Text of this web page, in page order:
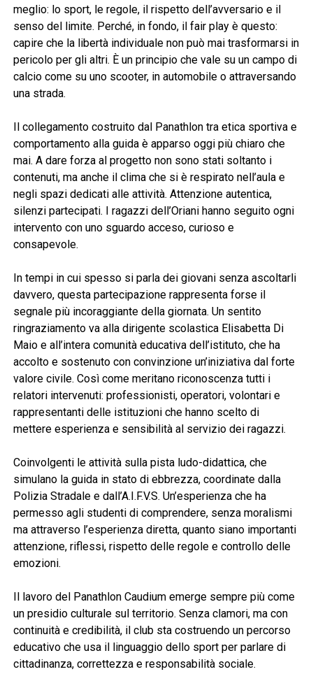
meglio: lo sport, le regole, il rispetto dell’avversario e il
senso del limite. Perché, in fondo, il fair play è questo:
capire che la libertà individuale non può mai trasformarsi in
pericolo per gli altri. È un principio che vale su un campo di
calcio come su uno scooter, in automobile o attraversando
una strada.
Il collegamento costruito dal Panathlon tra etica sportiva e
comportamento alla guida è apparso oggi più chiaro che
mai. A dare forza al progetto non sono stati soltanto i
contenuti, ma anche il clima che si è respirato nell’aula e
negli spazi dedicati alle attività. Attenzione autentica,
silenzi partecipati. I ragazzi dell’Oriani hanno seguito ogni
intervento con uno sguardo acceso, curioso e
consapevole.
In tempi in cui spesso si parla dei giovani senza ascoltarli
davvero, questa partecipazione rappresenta forse il
segnale più incoraggiante della giornata. Un sentito
ringraziamento va alla dirigente scolastica Elisabetta Di
Maio e all’intera comunità educativa dell’istituto, che ha
accolto e sostenuto con convinzione un’iniziativa dal forte
valore civile. Così come meritano riconoscenza tutti i
relatori intervenuti: professionisti, operatori, volontari e
rappresentanti delle istituzioni che hanno scelto di
mettere esperienza e sensibilità al servizio dei ragazzi.
Coinvolgenti le attività sulla pista ludo-didattica, che
simulano la guida in stato di ebbrezza, coordinate dalla
Polizia Stradale e dall’A.I.F.V.S. Un’esperienza che ha
permesso agli studenti di comprendere, senza moralismi
ma attraverso l’esperienza diretta, quanto siano importanti
attenzione, riflessi, rispetto delle regole e controllo delle
emozioni.
Il lavoro del Panathlon Caudium emerge sempre più come
un presidio culturale sul territorio. Senza clamori, ma con
continuità e credibilità, il club sta costruendo un percorso
educativo che usa il linguaggio dello sport per parlare di
cittadinanza, correttezza e responsabilità sociale.